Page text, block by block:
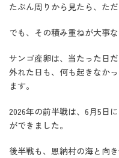
たぶん周りから見たら、た
でも、その積み重ねが大事な
サンゴ産卵は、当たった日
外れた日も、何も起きなか
ます。
2026年の前半戦は、6月5日
ができました。
後半戦も、恩納村の海と向